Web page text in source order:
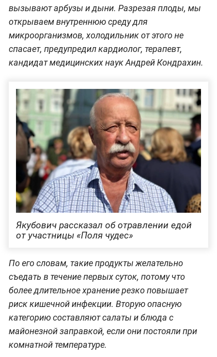
вызывают арбузы и дыни. Разрезая плоды, мы
открываем внутреннюю среду для
микроорганизмов, холодильник от этого не
спасает, предупредил кардиолог, терапевт,
кандидат медицинских наук Андрей Кондрахин.
Якубович рассказал об отравлении едой
от участницы «Поля чудес»
По его словам, такие продукты желательно
съедать в течение первых суток, потому что
более длительное хранение резко повышает
риск кишечной инфекции. Вторую опасную
категорию составляют салаты и блюда с
майонезной заправкой, если они постояли при
комнатной температуре.